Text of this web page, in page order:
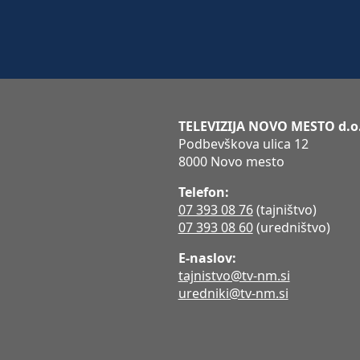
TELEVIZIJA NOVO MESTO
Podbevškova ulica 12
8000 Novo mesto
Telefon:
07 393 08 76(tajništvo)
07 393 08 60(uredništvo)
E-naslov:
tajnistvo@tv-nm.si
uredniki@tv-nm.si